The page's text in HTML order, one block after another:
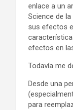
enlace a un
Science de
sus efectos
efectos en
Todavía me
Desde una
para